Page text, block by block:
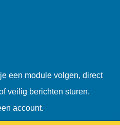
een module volgen, direct
veilig berichten sturen.
account.